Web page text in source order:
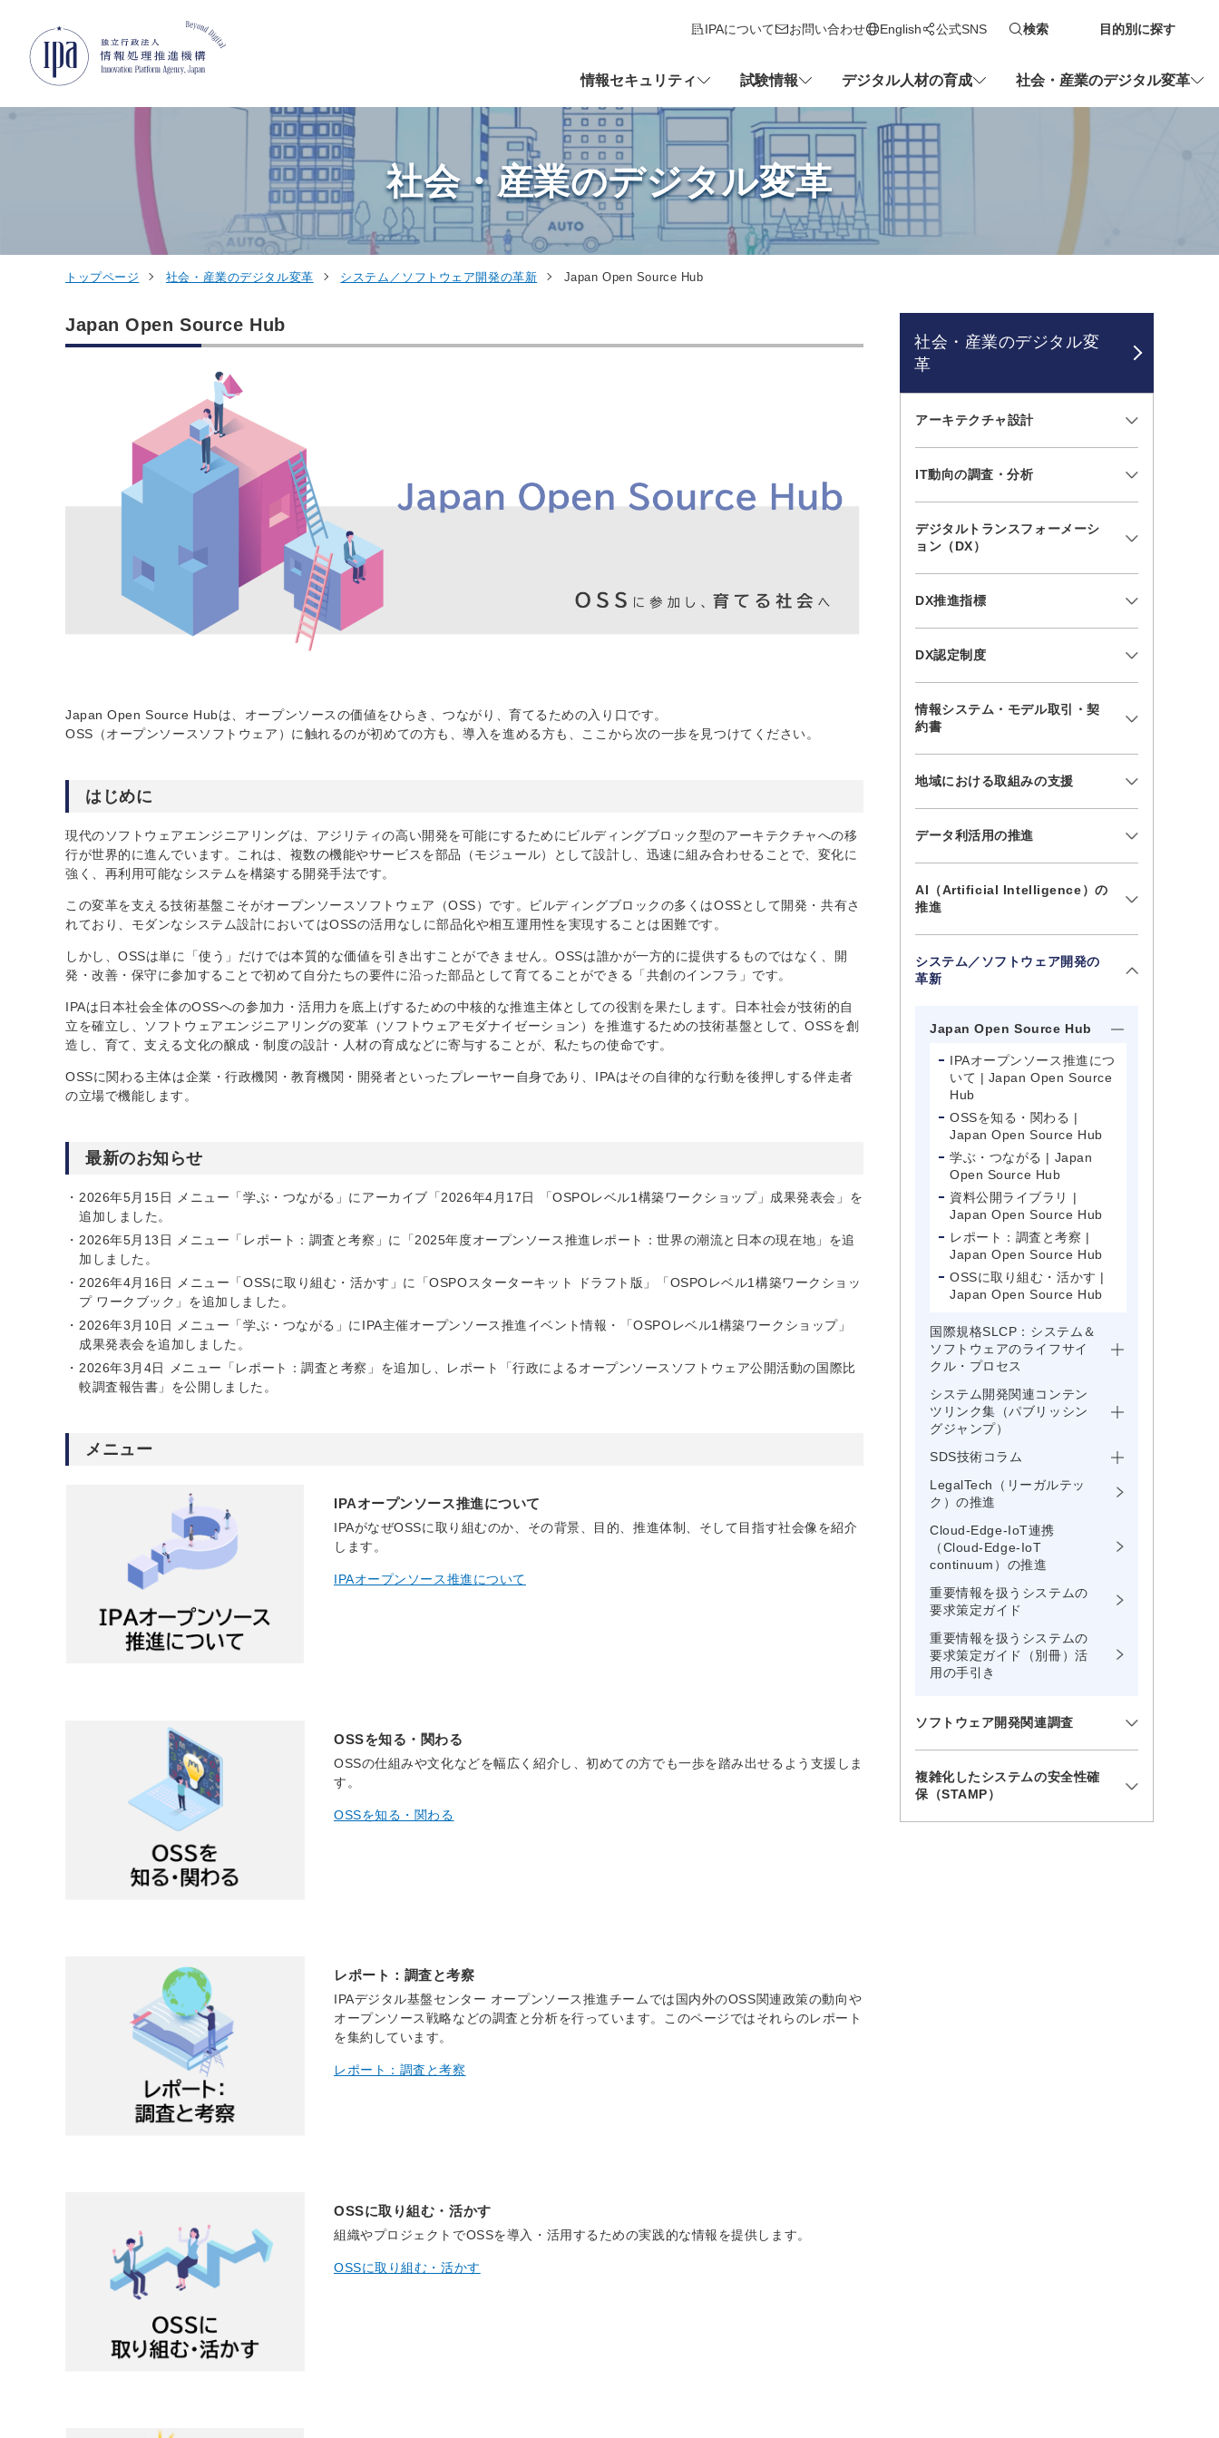
IPAについて
お問い合わせ English
新しいタブで開きます
公式SNS 検索 目的別に探す
情報セキュリティ 試験情報 デジタル人材の育成 社会・産業のデジタル変革
社会・産業のデジタル変革
トップページ 社会・産業のデジタル変革 システム／ソフトウェア開発の革新 Japan Open Source Hub
Japan Open Source Hub
Japan Open Source Hubは、オープンソースの価値をひらき、つながり、育てるための入り口です。
OSS（オープンソースソフトウェア）に触れるのが初めての方も、導入を進める方も、ここから次の一歩を見つけてください。
はじめに
現代のソフトウェアエンジニアリングは、アジリティの高い開発を可能にするためにビルディングブロック型のアーキテクチャへの移
行が世界的に進んでいます。これは、複数の機能やサービスを部品（モジュール）として設計し、迅速に組み合わせることで、変化に
強く、再利用可能なシステムを構築する開発手法です。
この変革を支える技術基盤こそがオープンソースソフトウェア（OSS）です。ビルディングブロックの多くはOSSとして開発・共有さ
れており、モダンなシステム設計においてはOSSの活用なしに部品化や相互運用性を実現することは困難です。
しかし、OSSは単に「使う」だけでは本質的な価値を引き出すことができません。OSSは誰かが一方的に提供するものではなく、開
発・改善・保守に参加することで初めて自分たちの要件に沿った部品として育てることができる「共創のインフラ」です。
IPAは日本社会全体のOSSへの参加力・活用力を底上げするための中核的な推進主体としての役割を果たします。日本社会が技術的自
立を確立し、ソフトウェアエンジニアリングの変革（ソフトウェアモダナイゼーション）を推進するための技術基盤として、OSSを創
造し、育て、支える文化の醸成・制度の設計・人材の育成などに寄与することが、私たちの使命です。
OSSに関わる主体は企業・行政機関・教育機関・開発者といったプレーヤー自身であり、IPAはその自律的な行動を後押しする伴走者
の立場で機能します。
最新のお知らせ
2026年5月15日 メニュー「学ぶ・つながる」にアーカイブ「2026年4月17日 「OSPOレベル1構築ワークショップ」成果発表会」を
追加しました。
2026年5月13日 メニュー「レポート：調査と考察」に「2025年度オープンソース推進レポート：世界の潮流と日本の現在地」を追
加しました。
2026年4月16日 メニュー「OSSに取り組む・活かす」に「OSPOスターターキット ドラフト版」「OSPOレベル1構築ワークショッ
プ ワークブック」を追加しました。
2026年3月10日 メニュー「学ぶ・つながる」にIPA主催オープンソース推進イベント情報・「OSPOレベル1構築ワークショップ」
成果発表会を追加しました。
2026年3月4日 メニュー「レポート：調査と考察」を追加し、レポート「行政によるオープンソースソフトウェア公開活動の国際比
較調査報告書」を公開しました。
メニュー
IPAオープンソース推進について
IPAがなぜOSSに取り組むのか、その背景、目的、推進体制、そして目指す社会像を紹介
します。
IPAオープンソース推進について
OSSを知る・関わる
OSSの仕組みや文化などを幅広く紹介し、初めての方でも一歩を踏み出せるよう支援しま
す。
OSSを知る・関わる
レポート：調査と考察
IPAデジタル基盤センター オープンソース推進チームでは国内外のOSS関連政策の動向や
オープンソース戦略などの調査と分析を行っています。このページではそれらのレポート
を集約しています。
レポート：調査と考察
OSSに取り組む・活かす
組織やプロジェクトでOSSを導入・活用するための実践的な情報を提供します。
OSSに取り組む・活かす
社会・産業のデジタル変
革
アーキテクチャ設計
IT動向の調査・分析
デジタルトランスフォーメーシ
ョン（DX）
DX推進指標
DX認定制度
情報システム・モデル取引・契
約書
地域における取組みの支援
データ利活用の推進
AI（Artificial Intelligence）の
推進
システム／ソフトウェア開発の
革新
Japan Open Source Hub
IPAオープンソース推進につ
いて | Japan Open Source
Hub
OSSを知る・関わる |
Japan Open Source Hub
学ぶ・つながる | Japan
Open Source Hub
資料公開ライブラリ |
Japan Open Source Hub
レポート：調査と考察 |
Japan Open Source Hub
OSSに取り組む・活かす |
Japan Open Source Hub
国際規格SLCP：システム＆
ソフトウェアのライフサイ
クル・プロセス
システム開発関連コンテン
ツリンク集（パブリッシン
グジャンプ）
SDS技術コラム
LegalTech（リーガルテッ
ク）の推進
Cloud-Edge-IoT連携
（Cloud-Edge-IoT
continuum）の推進
重要情報を扱うシステムの
要求策定ガイド
重要情報を扱うシステムの
要求策定ガイド（別冊）活
用の手引き
ソフトウェア開発関連調査
複雑化したシステムの安全性確
保（STAMP）